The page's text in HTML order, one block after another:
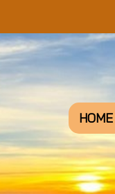
HOME